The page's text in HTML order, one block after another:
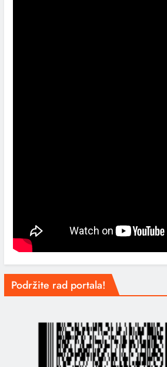
Podržite rad portala!